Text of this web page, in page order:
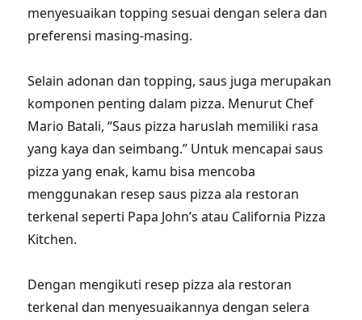
menyesuaikan topping sesuai dengan selera dan
preferensi masing-masing.
Selain adonan dan topping, saus juga merupakan
komponen penting dalam pizza. Menurut Chef
Mario Batali, “Saus pizza haruslah memiliki rasa
yang kaya dan seimbang.” Untuk mencapai saus
pizza yang enak, kamu bisa mencoba
menggunakan resep saus pizza ala restoran
terkenal seperti Papa John’s atau California Pizza
Kitchen.
Dengan mengikuti resep pizza ala restoran
terkenal dan menyesuaikannya dengan selera